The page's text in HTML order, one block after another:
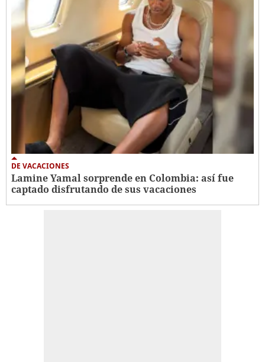
DE VACACIONES
Lamine Yamal sorprende en Colombia: así fue
captado disfrutando de sus vacaciones